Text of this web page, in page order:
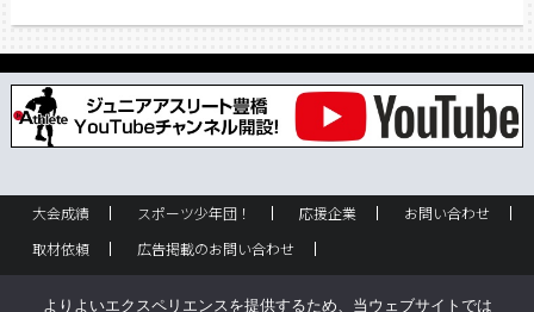
大会成績 スポーツ少年団！ 応援企業
お問い合わせ
取材依頼
広告掲載のお問い合わせ
よりよいエクスペリエンスを提供するため、当ウェブサイトでは